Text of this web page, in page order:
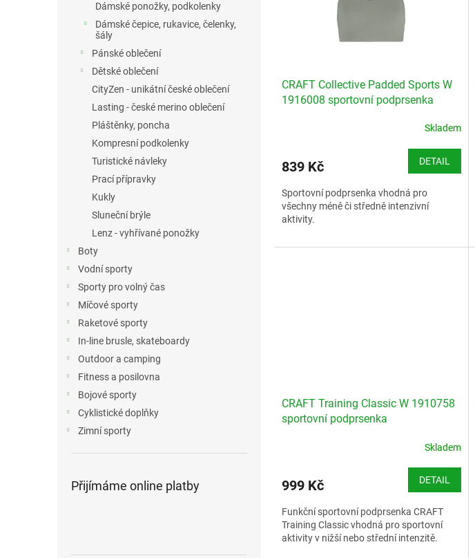
Dámské ponožky, podkolenky
Dámské čepice, rukavice, čelenky,
šály
Pánské oblečení
Dětské oblečení
CityZen - unikátní české oblečení
Lasting - české merino oblečení
Pláštěnky, poncha
Kompresní podkolenky
Turistické návleky
Prací přípravky
Kukly
Sluneční brýle
Lenz - vyhřívané ponožky
Boty
Vodní sporty
Sporty pro volný čas
Míčové sporty
Raketové sporty
In-line brusle, skateboardy
Outdoor a camping
Fitness a posilovna
Bojové sporty
Cyklistické doplňky
Zimní sporty
Přijímáme online platby
CRAFT Collective Padded Sports W
1916008 sportovní podprsenka
Skladem
839 Kč DETAIL
Sportovní podprsenka vhodná pro
všechny méně či středně intenzivní
aktivity.
Velikostní tabulka Craft - podprsenky
CRAFT Training Classic W 1910758
sportovní podprsenka
Skladem
999 Kč DETAIL
Funkční sportovní podprsenka CRAFT
Training Classic vhodná pro sportovní
aktivity v nižší nebo střední intenzitě.